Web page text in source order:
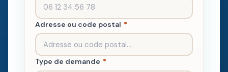
Adresse ou code postal *
Type de demande *